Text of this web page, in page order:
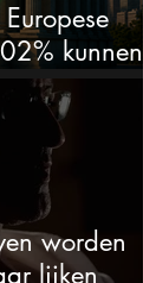
kunnen
worden
lijken